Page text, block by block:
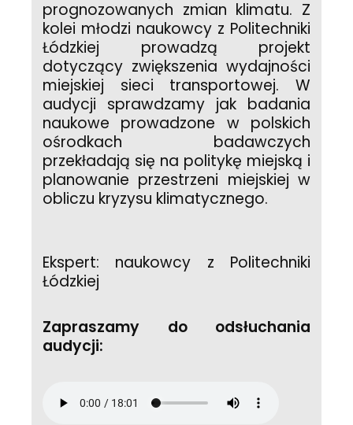
prognozowanych zmian klimatu. Z
kolei młodzi naukowcy z Politechniki
Łódzkiej prowadzą projekt
dotyczący zwiększenia wydajności
miejskiej sieci transportowej. W
audycji sprawdzamy jak badania
naukowe prowadzone w polskich
ośrodkach badawczych
przekładają się na politykę miejską i
planowanie przestrzeni miejskiej w
obliczu kryzysu klimatycznego.
Ekspert: naukowcy z Politechniki
Łódzkiej
Zapraszamy do odsłuchania
audycji: